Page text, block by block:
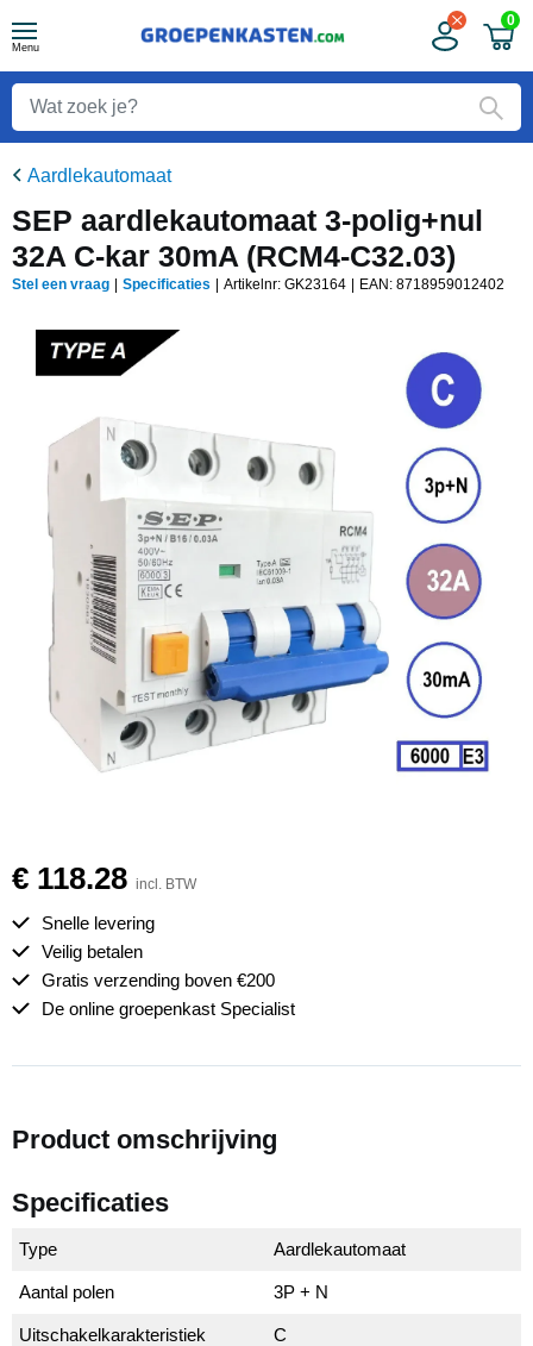
Menu
0
Aardlekautomaat
SEP aardlekautomaat 3-polig+nul
32A C-kar 30mA (RCM4-C32.03)
Stel een vraag Specificaties Artikelnr: GK23164 EAN: 8718959012402
€ 118.28 incl. BTW
Snelle levering
Veilig betalen
Gratis verzending boven €200
De online groepenkast Specialist
Product omschrijving
Specificaties
Type Aardlekautomaat
Aantal polen 3P + N
Uitschakelkarakteristiek C